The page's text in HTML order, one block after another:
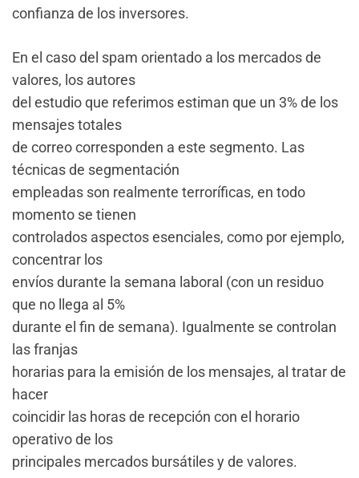
confianza de los inversores.
En el caso del spam orientado a los mercados de
valores, los autores
del estudio que referimos estiman que un 3% de los
mensajes totales
de correo corresponden a este segmento. Las
técnicas de segmentación
empleadas son realmente terroríficas, en todo
momento se tienen
controlados aspectos esenciales, como por ejemplo,
concentrar los
envíos durante la semana laboral (con un residuo
que no llega al 5%
durante el fin de semana). Igualmente se controlan
las franjas
horarias para la emisión de los mensajes, al tratar de
hacer
coincidir las horas de recepción con el horario
operativo de los
principales mercados bursátiles y de valores.